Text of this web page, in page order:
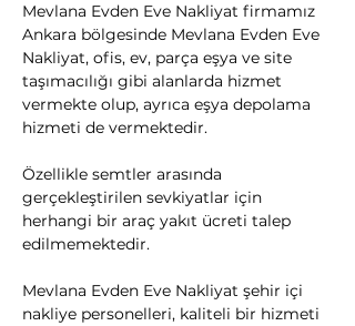
Mevlana Evden Eve Nakliyat firmamız
Ankara bölgesinde Mevlana Evden Eve
Nakliyat, ofis, ev, parça eşya ve site
taşımacılığı gibi alanlarda hizmet
vermekte olup, ayrıca eşya depolama
hizmeti de vermektedir.
Özellikle semtler arasında
gerçekleştirilen sevkiyatlar için
herhangi bir araç yakıt ücreti talep
edilmemektedir.
Mevlana Evden Eve Nakliyat şehir içi
nakliye personelleri, kaliteli bir hizmeti